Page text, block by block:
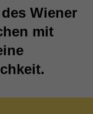
Wiener
mit